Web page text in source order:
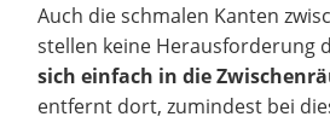
Auch die schmalen Kanten
stellen keine Herausforderung
sich einfach in die
entfernt dort, zumindest bei